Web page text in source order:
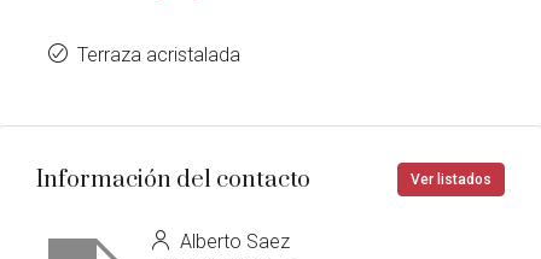
Terraza acristalada
Información del contacto Ver listados
Alberto Saez